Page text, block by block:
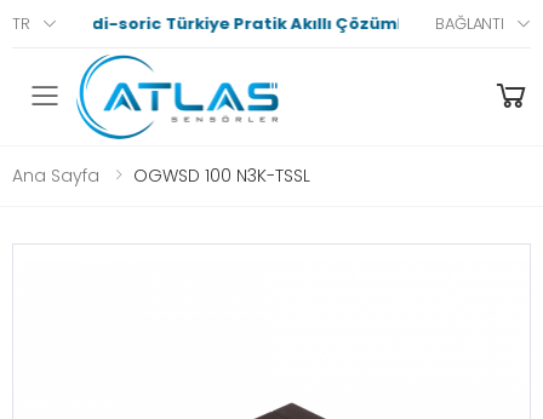
TR di-soric Türkiye Pratik Akıllı Çözümler BAĞLANTI
Menü
Ana Sayfa OGWSD 100 N3K-TSSL